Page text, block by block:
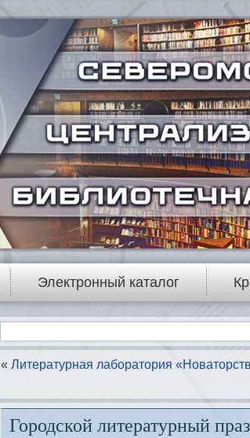
Электронный каталог
« Литературная лаборатория
Городской литературный